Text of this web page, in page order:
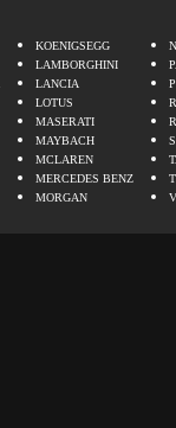
KOENIGSEGG
LAMBORGHINI
LANCIA
LOTUS
MASERATI
MAYBACH
MCLAREN
MERCEDES BENZ
MORGAN